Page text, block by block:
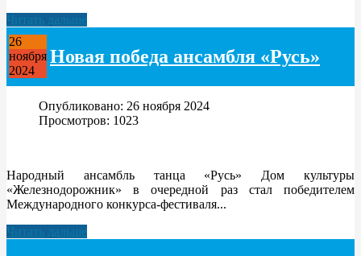
Читать дальше
26
ноября
2024
Новая победа ансамбля «Русь»
Опубликовано: 26 ноября 2024
Просмотров: 1023
Народный ансамбль танца «Русь» Дом культуры
«Железнодорожник» в очередной раз стал победителем
Международного конкурса-фестиваля...
Читать дальше